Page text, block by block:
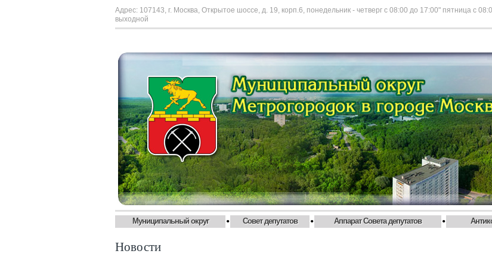
Адрес: 107143, г. Москва, Открытое шоссе, д. 19, корп.6, понедельник - четверг с 08:00 до 17:00" пятница с
выходной
Муниципальный округ • Совет депутатов • Аппарат Совета депутатов •
Новости